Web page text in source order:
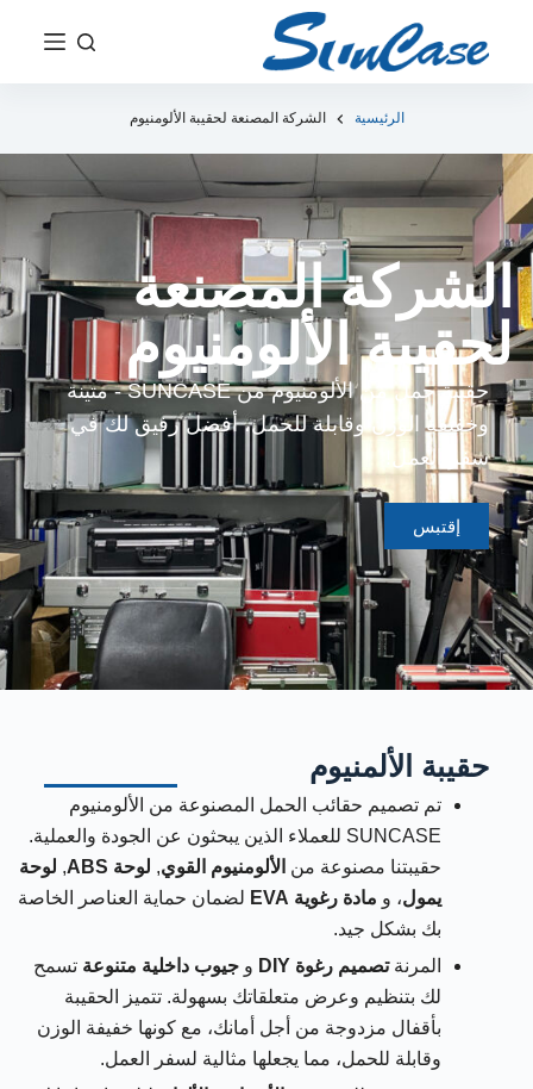
ز
ل
ى
الرئيسية الشركة المصنعة لحقيبة الألومنيوم
الشركة المصنعة
لحقيبة الألومنيوم
حقيبة حمل من الألومنيوم من SUNCASE - متينة
وخفيفة الوزن وقابلة للحمل، أفضل رفيق لك في
سفر العمل!
إقتبس
حقيبة الألمنيوم
تم تصميم حقائب الحمل المصنوعة من الألومنيوم
SUNCASE للعملاء الذين يبحثون عن الجودة والعملية.
حقيبتنا مصنوعة من الألومنيوم القوي, لوحة ABS , لوحة
يمول، و مادة رغوية EVA
لضمان حماية العناصر الخاصة
بك بشكل جيد.
المرنةتصميم رغوة DIY و جيوب داخلية متنوعة تسمح
لك بتنظيم وعرض متعلقاتك بسهولة. تتميز الحقيبة
بأقفال مزدوجة من أجل أمانك، مع كونها خفيفة الوزن
وقابلة للحمل، مما يجعلها مثالية لسفر العمل.